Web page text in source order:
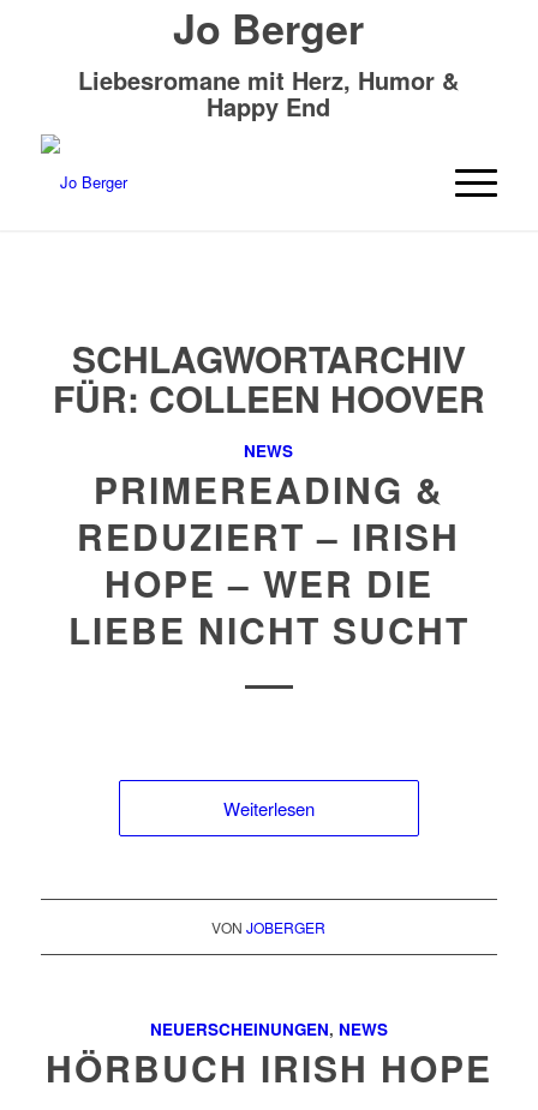
Jo Berger
Liebesromane mit Herz, Humor &
Happy End
SCHLAGWORTARCHIV
FÜR: COLLEEN HOOVER
NEWS
PRIMEREADING &
REDUZIERT – IRISH
HOPE – WER DIE
LIEBE NICHT SUCHT
Weiterlesen
VONJOBERGER
NEUERSCHEINUNGEN, NEWS
HÖRBUCH IRISH HOPE